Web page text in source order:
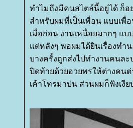
ทำไมถึงมีคนสไตล์นี้อยู่ได้ ก็อ
สำหรับผมที่เป็นเพื่อน แบบเพื่
เมื่อก่อน งานเหนื่อยมากๆ แ
ต่หลังๆ พอผมได้ยินเรื่องทำ
บางครั้งถูกส่งไปทำงานคนล
ปิดท้ายด้วยอวยพรให้ต่างคน
เค้าโทรมาบ่น ส่วนผมก็ฟังเงีย